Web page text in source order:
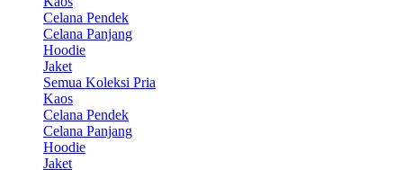
Celana Pendek
Celana Panjang
Hoodie
Jaket
Semua Koleksi Pria
Kaos
Celana Pendek
Celana Panjang
Hoodie
Jaket